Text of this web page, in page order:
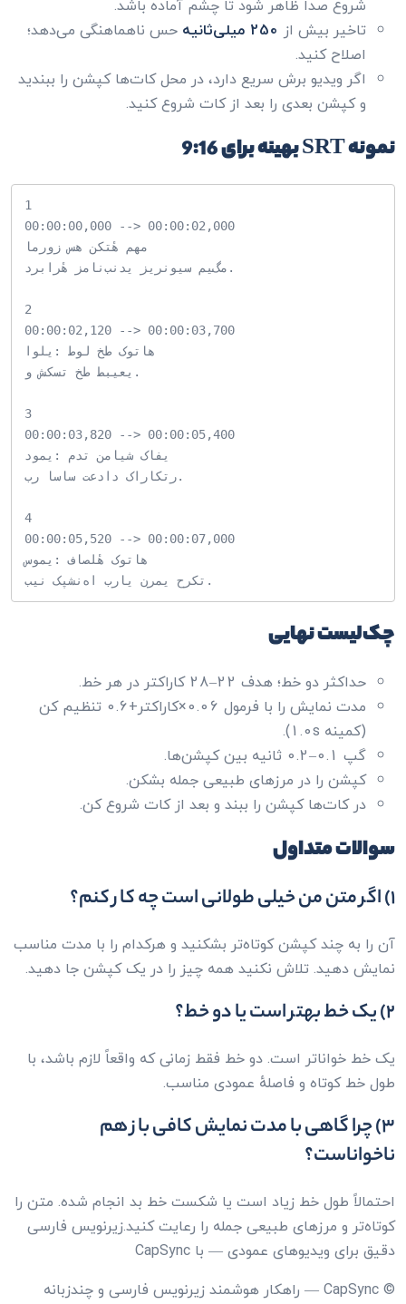
شروع صدا ظاهر شود تا چشم آماده باشد.
تاخیر بیش از 250 میلی‌ثانیه
حس ناهماهنگی می‌دهد؛
اصلاح کنید.
اگر ویدیو برش سریع دارد، در محل کات‌ها کپشن را ببندید
و کپشن بعدی را بعد از کات شروع کنید.
نمونه SRT بهینه برای 9:16
1
00:00:00,000 --> 00:00:02,000
امروز سه نکتهٔ مهم
دربارهٔ زمان‌بندی زیرنویس می‌گم.
2
00:00:02,120 --> 00:00:03,700
اولی: طول خط کوتاه
و شکست خط طبیعی.
3
00:00:03,820 --> 00:00:05,400
دومی: مدت نمایش کافی
بر اساس تعداد کاراکتر.
4
00:00:05,520 --> 00:00:07,000
سومی: فاصلهٔ کوتاه
چک‌لیست نهایی
حداکثر دو خط؛ هدف 22–28 کاراکتر در هر خط.
مدت نمایش را با فرمول 0.06×کاراکتر+0.6 تنظیم کن
(کمینه 1.0s).
گپ 0.1–0.2 ثانیه بین کپشن‌ها.
کپشن را در مرزهای طبیعی جمله بشکن.
در کات‌ها کپشن را ببند و بعد از کات شروع کن.
سوالات متداول
۱) اگر متن من خیلی طولانی است چه کار کنم؟
آن را به چند کپشن کوتاه‌تر بشکنید و هرکدام را با مدت مناسب
نمایش دهید. تلاش نکنید همه چیز را در یک کپشن جا دهید.
۲) یک خط بهتر است یا دو خط؟
یک خط خواناتر است. دو خط فقط زمانی که واقعاً لازم باشد، با
طول خط کوتاه و فاصلهٔ عمودی مناسب.
۳) چرا گاهی با مدت نمایش کافی باز هم
ناخواناست؟
احتمالاً طول خط زیاد است یا شکست خط بد انجام شده. متن را
کوتاه‌تر و مرزهای طبیعی جمله را رعایت کنید.زیرنویس فارسی
دقیق برای ویدیوهای عمودی — با CapSync
© CapSync — راهکار هوشمند زیرنویس فارسی و چندزبانه